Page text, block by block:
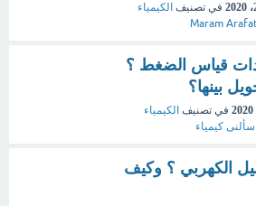
في تصنيف الكيمياء
Maram
قياس الضغط ؟
بينها؟
في تصنيف الكيمياء
اسألنى كيمياء
الكهربي ؟ وكيف